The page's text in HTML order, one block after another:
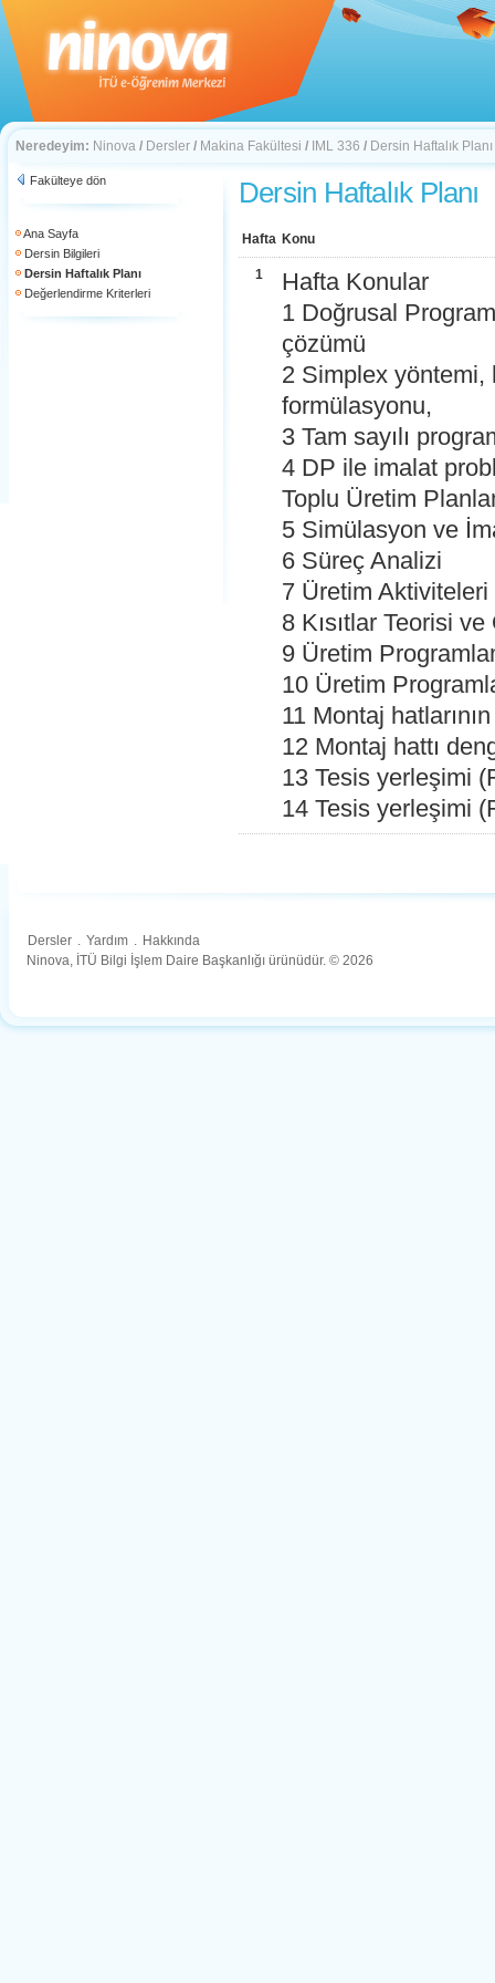
Neredeyim: Ninova / Dersler / Makina Fakültesi / IML 336 / Dersin Haftalık Planı
Fakülteye dön
Ana Sayfa
Dersin Bilgileri
Dersin Haftalık Planı
Değerlendirme Kriterleri
Dersin Haftalık Planı
Hafta Konu
1
Hafta Konular
1 Doğrusal
çözümü
2 Simplex
formülasyonu,
3 Tam sayılı
4 DP ile imalat
Toplu Üretim
5 Simülasyon ve
6 Süreç Analizi
7 Üretim
8 Kısıtlar Teorisi
9 Üretim
10 Üretim
11 Montaj
12 Montaj hattı
13 Tesis yerleşimi
14 Tesis yerleşimi
Dersler . Yardım . Hakkında
Ninova, İTÜ Bilgi İşlem Daire Başkanlığı ürünüdür. © 2026